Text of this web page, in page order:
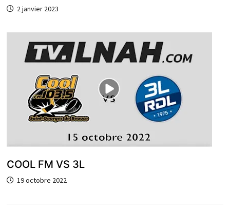
2 janvier 2023
COOL FM VS 3L
19 octobre 2022